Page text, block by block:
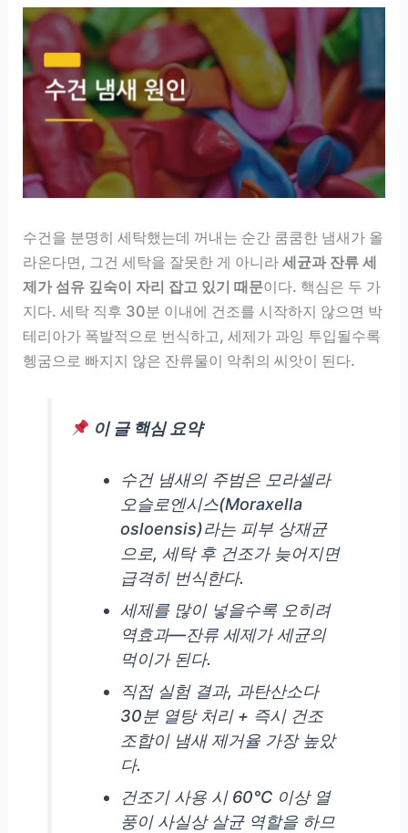
수건을 분명히 세탁했는데 꺼내는 순간 쿰쿰한 냄새가 올
라온다면, 그건 세탁을 잘못한 게 아니라세균과 잔류 세
제가 섬유 깊숙이 자리 잡고 있기 때문이다. 핵심은 두 가
지다. 세탁 직후 30분 이내에 건조를 시작하지 않으면 박
테리아가 폭발적으로 번식하고, 세제가 과잉 투입될수록
헹굼으로 빠지지 않은 잔류물이 악취의 씨앗이 된다.
이 글 핵심 요약
수건 냄새의 주범은 모라셀라
오슬로엔시스(Moraxella
osloensis)라는 피부 상재균
으로, 세탁 후 건조가 늦어지면
급격히 번식한다.
세제를 많이 넣을수록 오히려
역효과—잔류 세제가 세균의
먹이가 된다.
직접 실험 결과, 과탄산소다
30분 열탕 처리 + 즉시 건조
조합이 냄새 제거율 가장 높았
다.
건조기 사용 시 60°C 이상 열
풍이 사실상 살균 역할을 하므